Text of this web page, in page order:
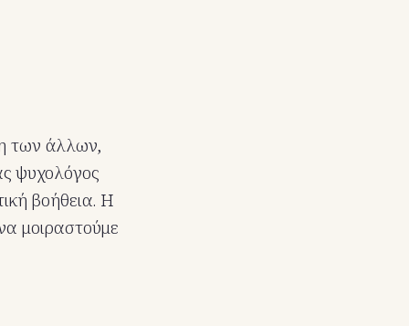
των άλλων,
ψυχολόγος
βοήθεια. Η
μοιραστούμε